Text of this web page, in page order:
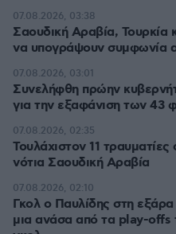
Σαουδική Αραβία, Τουρκία
να υπογράψουν συμφωνία
07.08.2026, 03:38
Συνελήφθη πρώην
για την εξαφάνιση των 43
07.08.2026, 03:01
Τουλάχιστον 11
νότια Σαουδική Αραβία
07.08.2026, 02:35
Γκολ ο Παυλίδης στη
μια ανάσα από τα play-offs
07.08.2026, 02:10